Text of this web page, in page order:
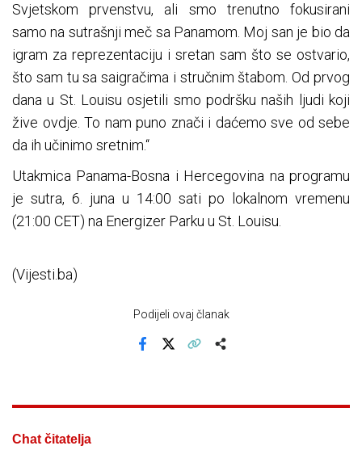
Svjetskom prvenstvu, ali smo trenutno fokusirani
samo na sutrašnji meč sa Panamom. Moj san je bio da
igram za reprezentaciju i sretan sam što se ostvario,
što sam tu sa saigračima i stručnim štabom. Od prvog
dana u St. Louisu osjetili smo podršku naših ljudi koji
žive ovdje. To nam puno znači i daćemo sve od sebe
da ih učinimo sretnim.“
Utakmica Panama-Bosna i Hercegovina na programu
je sutra, 6. juna u 14:00 sati po lokalnom vremenu
(21:00 CET) na Energizer Parku u St. Louisu.
(Vijesti.ba)
Podijeli ovaj članak
Chat čitatelja